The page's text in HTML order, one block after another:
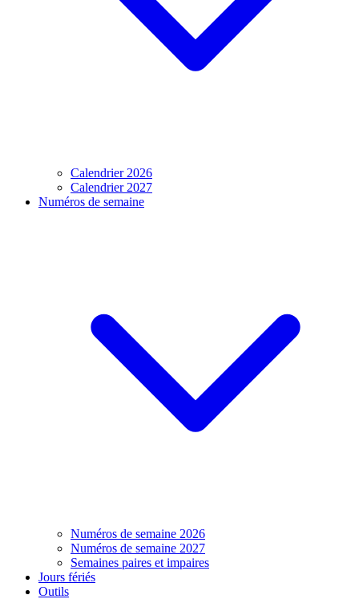
Calendrier 2026
Calendrier 2027
Numéros de semaine
Numéros de semaine 2026
Numéros de semaine 2027
Semaines paires et impaires
Jours fériés
Outils